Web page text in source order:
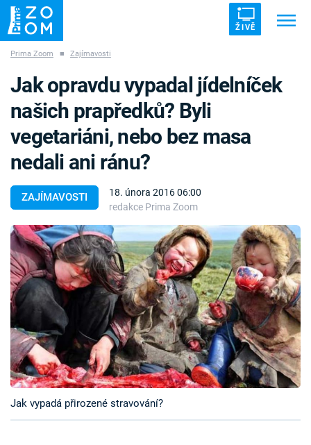
ŽIVĚ
ZÁHADY VETŘELCI DÁVNOVĚKU
Témata
Témata
Pořady
TV Program
Časopis
Sledujte prima+
Přihlášení
Prima Zoom ■ Zajímavosti
ZAJÍMAVOSTI
18. února 2016 06:00
redakce Prima Zoom
Jak opravdu vypadal jídelníček
našich prapředků? Byli
vegetariáni, nebo bez masa
nedali ani ránu?
Jak vypadá přirozené stravování?